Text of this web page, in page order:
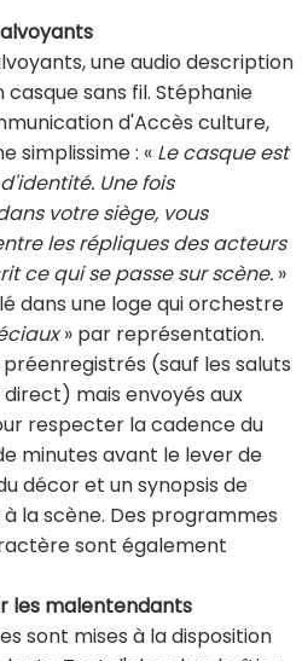
une audio description
sans fil. Stéphanie
d'Accès culture,
simplissime : « Le casque est
Une fois
votre siège, vous
les répliques des acteurs
ce qui se passe sur scène. »
dans une loge qui orchestre
» par représentation.
(sauf les saluts
mais envoyés aux
respecter la cadence du
minutes avant le lever de
décor et un synopsis de
la scène. Des programmes
sont également
les malentendants
sont mises à la disposition